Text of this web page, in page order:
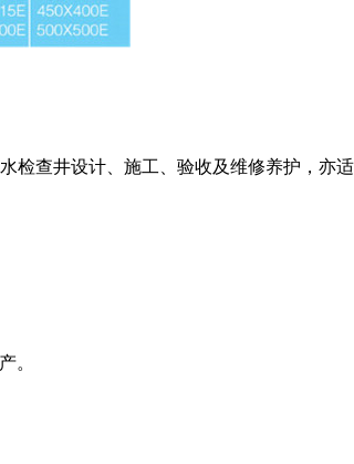
检查井设计、施工、验收及维修养护，亦
。